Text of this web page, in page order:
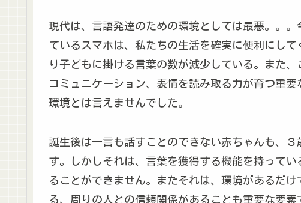
現代は、言語発達のための環境としては最悪。。
ているスマホは、私たちの生活を確実に便利にし
り子どもに掛ける言葉の数が減少している。また
コミュニケーション、表情を読み取る力が育つ重
環境とは言えませんでした。
誕生後は一言も話すことのできない赤ちゃんも、
す。しかしそれは、言葉を獲得する機能を持って
ることができません。またそれは、環境があるだ
る、周りの人との信頼関係があることも重要な要素